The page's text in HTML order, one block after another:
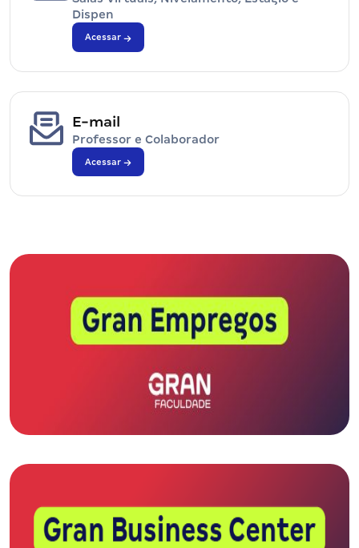
Dispen
Acessar
E-mail
Professor e Colaborador
Acessar